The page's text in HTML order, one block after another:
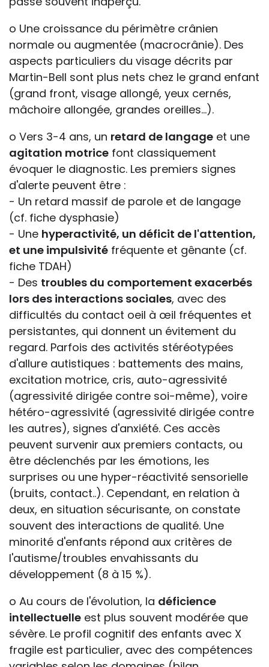
o Une croissance du périmètre crânien
normale ou augmentée (macrocrânie). Des
aspects particuliers du visage décrits par
Martin-Bell sont plus nets chez le grand enfant
(grand front, visage allongé, yeux cernés,
mâchoire allongée, grandes oreilles...).
o Vers 3-4 ans, un retard de langage et une
agitation motrice font classiquement
évoquer le diagnostic. Les premiers signes
d'alerte peuvent être :
- Un retard massif de parole et de langage
(cf. fiche dysphasie)
- Une hyperactivité, un déficit de l'attention,
et une impulsivité fréquente et gênante (cf.
fiche TDAH)
- Des troubles du comportement exacerbés
lors des interactions sociales, avec des
difficultés du contact oeil à œil fréquentes et
persistantes, qui donnent un évitement du
regard. Parfois des activités stéréotypées
d'allure autistiques : battements des mains,
excitation motrice, cris, auto-agressivité
(agressivité dirigée contre soi-même), voire
hétéro-agressivité (agressivité dirigée contre
les autres), signes d'anxiété. Ces accès
peuvent survenir aux premiers contacts, ou
être déclenchés par les émotions, les
surprises ou une hyper-réactivité sensorielle
(bruits, contact..). Cependant, en relation à
deux, en situation sécurisante, on constate
souvent des interactions de qualité. Une
minorité d'enfants répond aux critères de
l'autisme/troubles envahissants du
développement (8 à 15 %).
o Au cours de l'évolution, la déficience
intellectuelle est plus souvent modérée que
sévère. Le profil cognitif des enfants avec X
fragile est particulier, avec des compétences